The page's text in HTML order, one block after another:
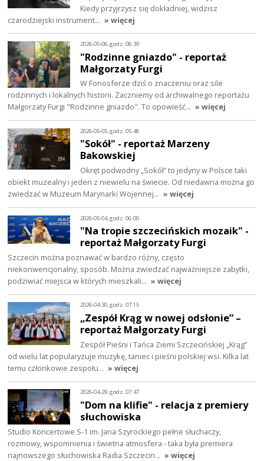
Kiedy przyjrzysz się dokładniej, widzisz
czarodziejski instrument… » więcej
2026-05-06, godz. 08:39
"Rodzinne gniazdo" - reportaż
Małgorzaty Furgi
W Fonosferze dziś o znaczeniu oraz sile
rodzinnych i lokalnych historii. Zaczniemy od archiwalnego reportażu
Małgorzaty Furgi "Rodzinne gniazdo". To opowieść… » więcej
2026-05-05, godz. 05:48
"Sokół" - reportaż Marzeny
Bakowskiej
Okręt podwodny „Sokół” to jedyny w Polsce taki
obiekt muzealny i jeden z niewielu na świecie. Od niedawna można go
zwiedzać w Muzeum Marynarki Wojennej… » więcej
2026-05-04, godz. 06:00
"Na tropie szczecińskich mozaik" -
reportaż Małgorzaty Furgi
Szczecin można poznawać w bardzo różny, często
niekonwencjonalny, sposób. Można zwiedzać najważniejsze zabytki,
podziwiać miejsca w których mieszkali… » więcej
2026-04-30, godz. 07:15
„Zespół Krąg w nowej odsłonie” –
reportaż Małgorzaty Furgi
Zespół Pieśni i Tańca Ziemi Szczecińskiej „Krąg”
od wielu lat popularyzuje muzykę, taniec i pieśni polskiej wsi. Kilka lat
temu członkowie zespołu… » więcej
2026-04-29, godz. 07:47
"Dom na klifie" - relacja z premiery
słuchowiska
Studio Koncertowe S-1 im. Jana Szyrockiego pełne słuchaczy,
rozmowy, wspomnienia i świetna atmosfera - taka była premiera
najnowszego słuchowiska Radia Szczecin… » więcej